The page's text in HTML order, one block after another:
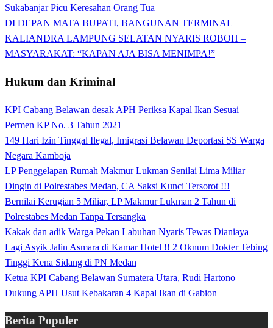
Sukabanjar Picu Keresahan Orang Tua
DI DEPAN MATA BUPATI, BANGUNAN TERMINAL
KALIANDRA LAMPUNG SELATAN NYARIS ROBOH –
MASYARAKAT: “KAPAN AJA BISA MENIMPA!”
Hukum dan Kriminal
KPI Cabang Belawan desak APH Periksa Kapal Ikan Sesuai
Permen KP No. 3 Tahun 2021
149 Hari Izin Tinggal Ilegal, Imigrasi Belawan Deportasi SS Warga
Negara Kamboja
LP Penggelapan Rumah Makmur Lukman Senilai Lima Miliar
Dingin di Polrestabes Medan, CA Saksi Kunci Tersorot !!!
Bernilai Kerugian 5 Miliar, LP Makmur Lukman 2 Tahun di
Polrestabes Medan Tanpa Tersangka
Kakak dan adik Warga Pekan Labuhan Nyaris Tewas Dianiaya
Lagi Asyik Jalin Asmara di Kamar Hotel !! 2 Oknum Dokter Tebing
Tinggi Kena Sidang di PN Medan
Ketua KPI Cabang Belawan Sumatera Utara, Rudi Hartono
Dukung APH Usut Kebakaran 4 Kapal Ikan di Gabion
Berita Populer